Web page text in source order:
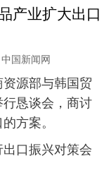
食品
产业扩大出口
中国新闻网
源部与韩国贸
恳谈会，商讨
方案。
口振兴对策会